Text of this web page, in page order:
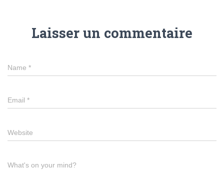
Laisser un commentaire
Name *
Email *
Website
What's on your mind?